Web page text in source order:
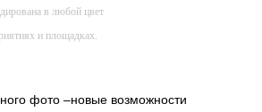
в любой цвет
и площадках.
фото –новые возможности